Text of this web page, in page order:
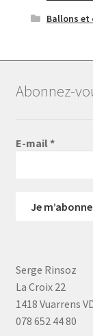
Ballons et
Abonnez-
E-mail *
Serge Rinsoz
La Croix 22
1418 Vuarrens
078 652 44 80